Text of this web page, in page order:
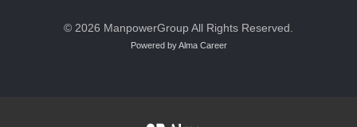
© 2026 ManpowerGroup All Rights Reserved.
Powered by Alma Career